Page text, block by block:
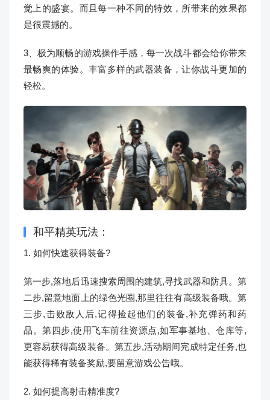
觉上的盛宴。而且每一种不同的特效，所带来的效果都
是很震撼的。
3、极为顺畅的游戏操作手感，每一次战斗都会给你带来
最畅爽的体验。丰富多样的武器装备，让你战斗更加的
轻松。
和平精英玩法：
1. 如何快速获得装备?
第一步,落地后迅速搜索周围的建筑,寻找武器和防具。第
二步,留意地面上的绿色光圈,那里往往有高级装备哦。第
三步,击败敌人后,记得捡起他们的装备,补充弹药和药
品。第四步,使用飞车前往资源点,如军事基地、仓库等,
更容易获得高级装备。第五步,活动期间完成特定任务,也
能获得稀有装备奖励,要留意游戏公告哦。
2. 如何提高射击精准度?